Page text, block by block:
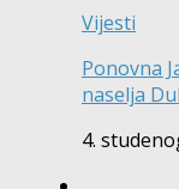
Vijesti
Ponovna
naselja
4.